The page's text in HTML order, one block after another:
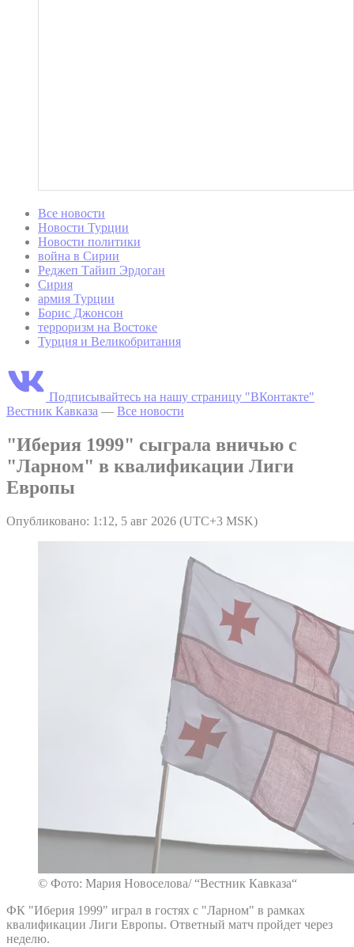
Все новости
Новости Турции
Новости политики
война в Сирии
Реджеп Тайип Эрдоган
Сирия
армия Турции
Борис Джонсон
терроризм на Востоке
Турция и Великобритания
Подписывайтесь на нашу страницу "ВКонтакте"
Вестник Кавказа — Все новости
"Иберия 1999" сыграла вничью с
"Ларном" в квалификации Лиги
Европы
Опубликовано: 1:12, 5 авг 2026 (UTC+3 MSK)
© Фото: Мария Новоселова/ “Вестник Кавказа“
ФК "Иберия 1999" играл в гостях с "Ларном" в рамках
квалификации Лиги Европы. Ответный матч пройдет через
неделю.